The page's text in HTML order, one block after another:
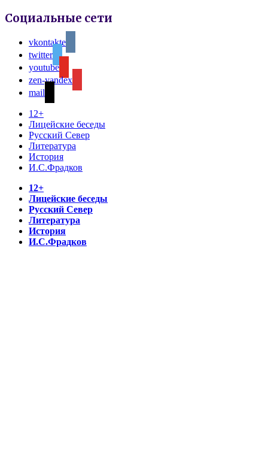
Социальные сети
vkontakte
twitter
youtube
zen-yandex
mail
12+
Лицейские беседы
Русский Север
Литература
История
И.С.Фрадков
12+
Лицейские беседы
Русский Север
Литература
История
И.С.Фрадков